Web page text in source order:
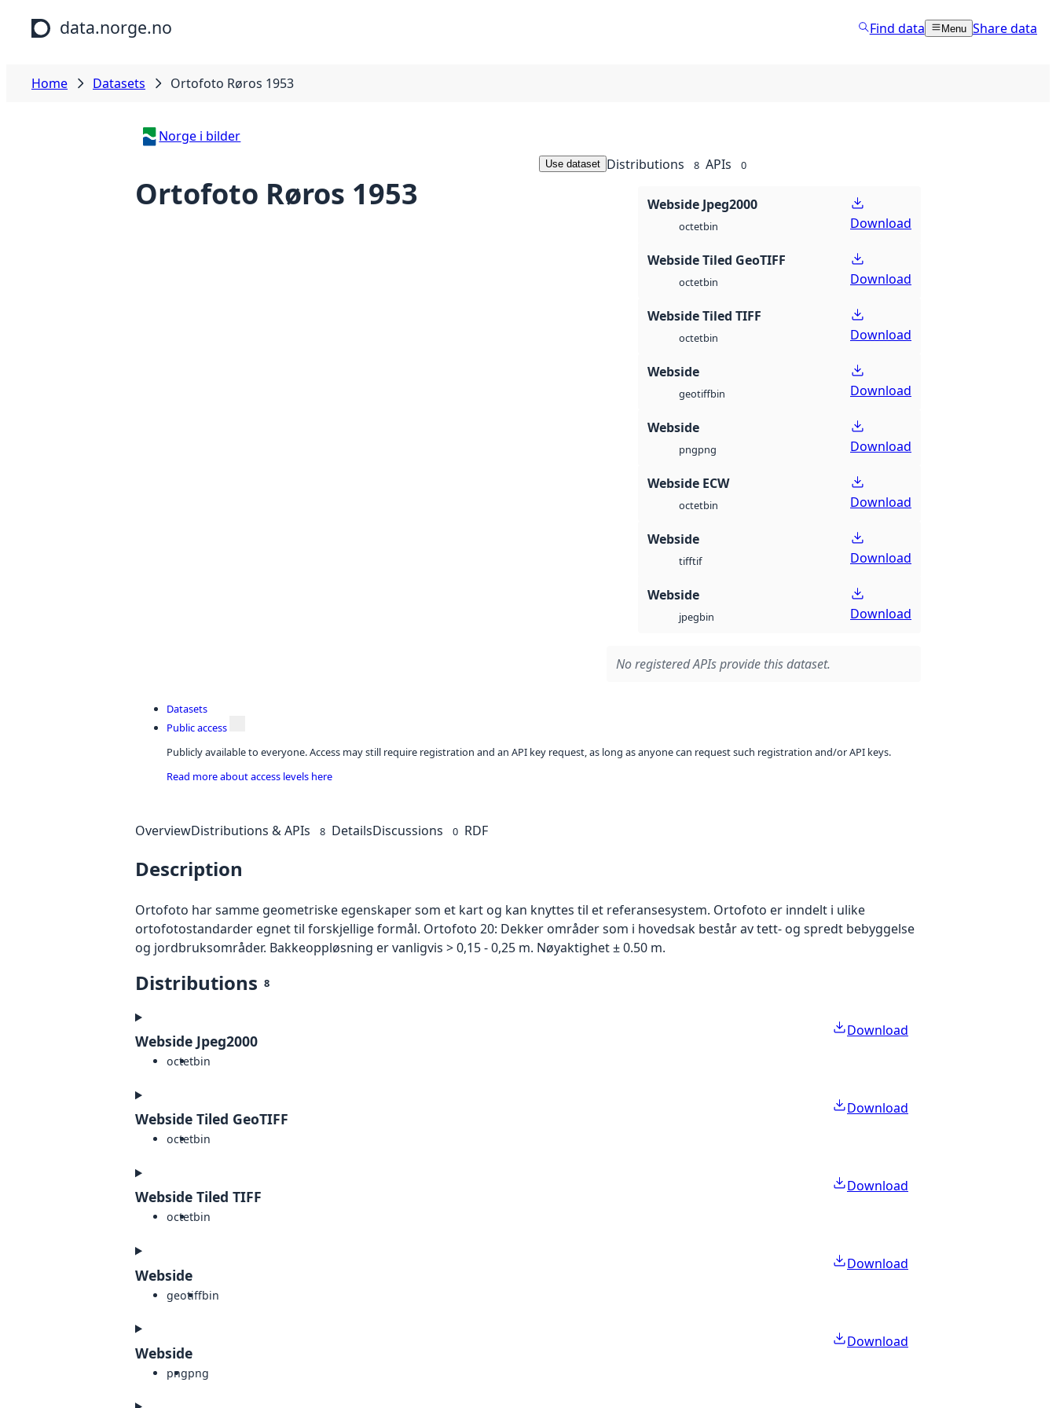
Skip to main content
data.norge.no Find data Menu Share data
Home Datasets Ortofoto Røros 1953
Norge i bilder
Ortofoto Røros 1953
Use dataset Distributions 8 APIs 0
Webside Jpeg2000
octetbin Download
Webside Tiled GeoTIFF
octetbin Download
Webside Tiled TIFF
octetbin Download
Webside
geotiffbin Download
Webside
pngpng Download
Webside ECW
octetbin Download
Webside
tifftif Download
Webside
jpegbin Download
No registered APIs provide this dataset.
Datasets
Public access
Publicly available to everyone. Access may still require registration and an API key request, as long as anyone can request such registration and/or API keys.
Read more about access levels here
OverviewDistributions & APIs 8 DetailsDiscussions 0 RDF
Description
Ortofoto har samme geometriske egenskaper som et kart og kan knyttes til et referansesystem. Ortofoto er inndelt i ulike
ortofotostandarder egnet til forskjellige formål. Ortofoto 20: Dekker områder som i hovedsak består av tett- og spredt bebyggelse
og jordbruksområder. Bakkeoppløsning er vanligvis > 0,15 - 0,25 m. Nøyaktighet ± 0.50 m.
Distributions 8
Webside Jpeg2000
octetbin
Download
Webside Tiled GeoTIFF
octetbin
Download
Webside Tiled TIFF
octetbin
Download
Webside
geotiffbin
Download
Webside
pngpng
Download